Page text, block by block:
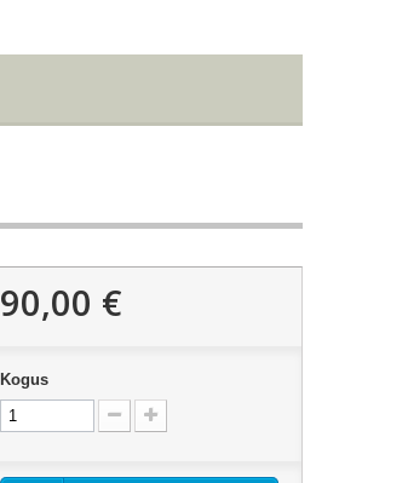
90,00 €
Kogus